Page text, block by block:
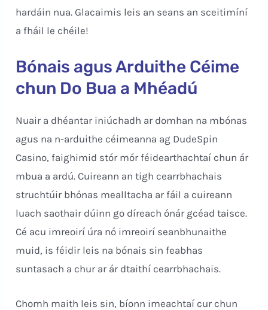
hardáin nua. Glacaimis leis an seans an sceitimíní
a fháil le chéile!
Bónais agus Arduithe Céime
chun Do Bua a Mhéadú
Nuair a dhéantar iniúchadh ar domhan na mbónas
agus na n-arduithe céimeanna ag DudeSpin
Casino, faighimid stór mór féidearthachtaí chun ár
mbua a ardú. Cuireann an tigh cearrbhachais
struchtúir bhónas mealltacha ar fáil a cuireann
luach saothair dúinn go díreach ónár gcéad taisce.
Cé acu imreoirí úra nó imreoirí seanbhunaithe
muid, is féidir leis na bónais sin feabhas
suntasach a chur ar ár dtaithí cearrbhachais.
Chomh maith leis sin, bíonn imeachtaí cur chun